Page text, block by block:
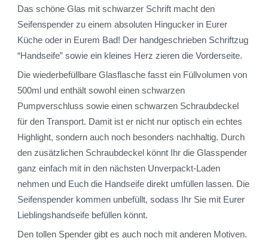
Das schöne Glas mit schwarzer Schrift macht den
Seifenspender zu einem absoluten Hingucker in Eurer
Küche oder in Eurem Bad! Der handgeschrieben Schriftzug
“Handseife” sowie ein kleines Herz zieren die Vorderseite.
Die wiederbefüllbare Glasflasche fasst ein Füllvolumen von
500ml und enthält sowohl einen schwarzen
Pumpverschluss sowie einen schwarzen Schraubdeckel
für den Transport. Damit ist er nicht nur optisch ein echtes
Highlight, sondern auch noch besonders nachhaltig. Durch
den zusätzlichen Schraubdeckel könnt Ihr die Glasspender
ganz einfach mit in den nächsten Unverpackt-Laden
nehmen und Euch die Handseife direkt umfüllen lassen. Die
Seifenspender kommen unbefüllt, sodass Ihr Sie mit Eurer
Lieblingshandseife befüllen könnt.
Den tollen Spender gibt es auch noch mit anderen Motiven.